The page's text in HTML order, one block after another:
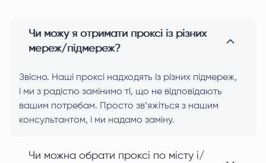
Чи можу я отримати проксі із різних
мереж/підмереж?
Звісно. Наші проксі надходять із різних підмереж,
і ми з радістю замінимо ті, що не відповідають
вашим потребам. Просто зв’яжіться з нашим
консультантом, і ми надамо заміну.
Чи можна обрати проксі по місту і/